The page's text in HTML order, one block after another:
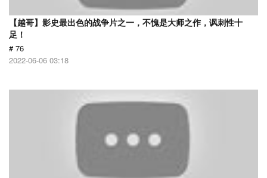
【越哥】影史最出色的战争片之一，不愧是大师之作，讽刺性十
足！
# 76
2022-06-06 03:18